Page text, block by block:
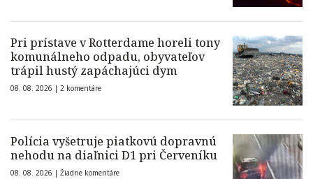
Pri prístave v Rotterdame horeli tony
komunálneho odpadu, obyvateľov
trápil hustý zapáchajúci dym
08. 08. 2026 | 2 komentáre
Polícia vyšetruje piatkovú dopravnú
nehodu na diaľnici D1 pri Červeníku
08. 08. 2026 | Žiadne komentáre